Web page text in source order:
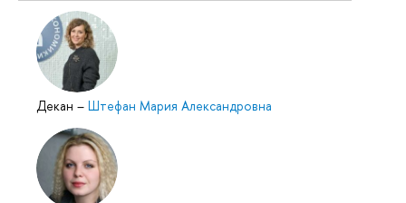
Декан – Штефан Мария Александровна